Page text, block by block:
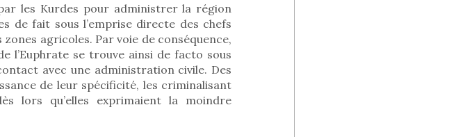
les Kurdes pour administrer la région
de fait sous l’emprise directe des chefs
agricoles. Par voie de conséquence,
l’Euphrate se trouve ainsi de facto sous
avec une administration civile. Des
de leur spécificité, les criminalisant
lors qu’elles exprimaient la moindre